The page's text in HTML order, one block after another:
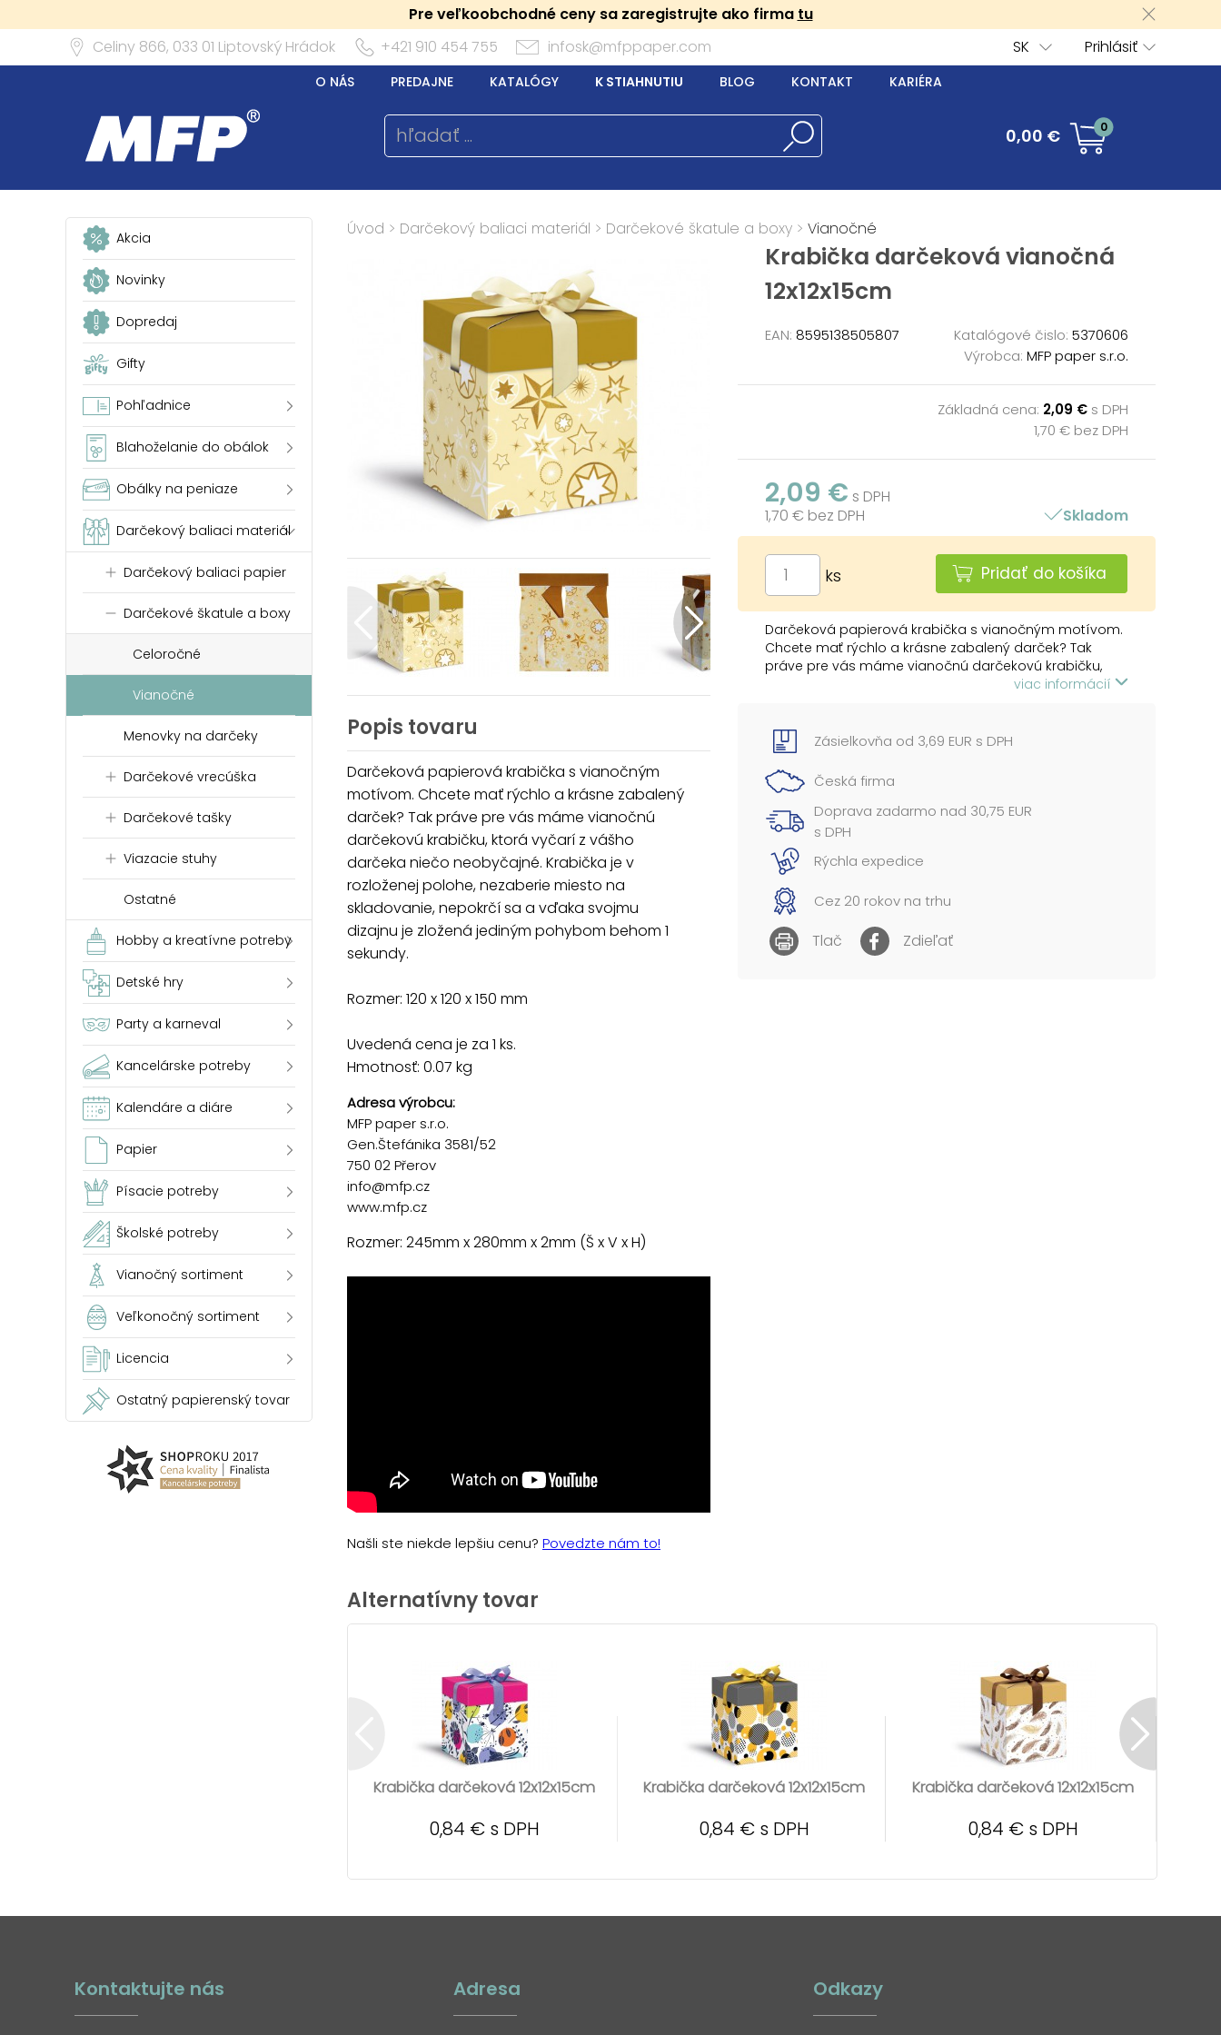
Pre veľkoobchodné ceny sa zaregistrujte ako firma tu
Celiny 866, 033 01 Liptovský Hrádok +421 910 454 755 infosk@mfppaper.com Prihlásiť
SK
O NÁS PREDAJNE KATALÓGY K STIAHNUTIU BLOG KONTAKT KARIÉRA
0,00 € 0
Akcia
Novinky
Dopredaj
Gifty
Pohľadnice
Blahoželanie do obálok
Obálky na peniaze
Darčekový baliaci materiál
Darčekový baliaci papier
Darčekové škatule a boxy
Celoročné
Vianočné
Menovky na darčeky
Darčekové vrecúška
Darčekové tašky
Viazacie stuhy
Ostatné
Hobby a kreatívne potreby
Detské hry
Party a karneval
Kancelárske potreby
Kalendáre a diáre
Papier
Písacie potreby
Školské potreby
Vianočný sortiment
Veľkonočný sortiment
Licencia
Ostatný papierenský tovar
Úvod > Darčekový baliaci materiál > Darčekové škatule a boxy > Vianočné
Krabička darčeková vianočná
12x12x15cm
EAN: 8595138505807 Katalógové čislo: 5370606
Výrobca: MFP paper s.r.o.
Základná cena: 2,09 € s DPH
1,70 € bez DPH
2,09 € s DPH
1,70 € bez DPH
Skladom
ks Pridať do košíka
Darčeková papierová krabička s vianočným motívom.
Chcete mať rýchlo a krásne zabalený darček? Tak
práve pre vás máme vianočnú darčekovú krabičku,
ktorá vyčarí z vášho darčeka niečo neobyčajné.
zložená jediným pohybom behom 1 sekundy.
Rozmer: 120 x 120 x 150 mm
Uvedená cena je za 1 ks....
viac informácií
Popis tovaru
Darčeková papierová krabička s vianočným
motívom. Chcete mať rýchlo a krásne zabalený
darček? Tak práve pre vás máme vianočnú
darčekovú krabičku, ktorá vyčarí z vášho
darčeka niečo neobyčajné. Krabička je v
rozloženej polohe, nezaberie miesto na
skladovanie, nepokrčí sa a vďaka svojmu
dizajnu je zložená jediným pohybom behom 1
sekundy.
Rozmer: 120 x 120 x 150 mm
Uvedená cena je za 1 ks.
Hmotnosť: 0.07 kg
Adresa výrobcu:
MFP paper s.r.o.
Gen.Štefánika 3581/52
750 02 Přerov
info@mfp.cz
www.mfp.cz
Rozmer: 245mm x 280mm x 2mm (Š x V x H)
Našli ste niekde lepšiu cenu? Povedzte nám to!
Zásielkovňa od 3,69 EUR s DPH
Česká firma
Doprava zadarmo nad 30,75 EUR
s DPH
Rýchla expedice
Cez 20 rokov na trhu
Tlač Zdieľať
Alternatívny tovar
Krabička darčeková 12x12x15cm
0,84 € s DPH
Krabička darčeková 12x12x15cm
0,84 € s DPH
Krabička darčeková 12x12x15cm
0,84 € s DPH
Kontaktujte nás Adresa Odkazy